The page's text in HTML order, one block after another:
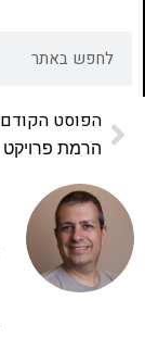
הפוסט הקודם